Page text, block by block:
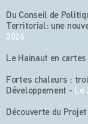
Du Conseil de
Territorial: une
2026
Le Hainaut en
Fortes chaleurs :
Développement - Le
Découverte du